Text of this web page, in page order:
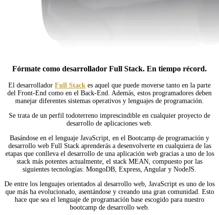
Fórmate como desarrollador Full Stack. En tiempo récord.
El desarrollador Full Stack es aquel que puede moverse tanto en la parte
del Front-End como en el Back-End. Además, estos programadores deben
manejar diferentes sistemas operativos y lenguajes de programación.
Se trata de un perfil todoterreno imprescindible en cualquier proyecto de
desarrollo de aplicaciones web.
Basándose en el lenguaje JavaScript, en el Bootcamp de programación y
desarrollo web Full Stack aprenderás a desenvolverte en cualquiera de las
etapas que conlleva el desarrollo de una aplicación web gracias a uno de los
stack más potentes actualmente, el stack MEAN, compuesto por las
siguientes tecnologías: MongoDB, Express, Angular y NodeJS.
De entre los lenguajes orientados al desarrollo web, JavaScript es uno de los
que más ha evolucionado, asentándose y creando una gran comunidad. Esto
hace que sea el lenguaje de programación base escogido para nuestro
bootcamp de desarrollo web.